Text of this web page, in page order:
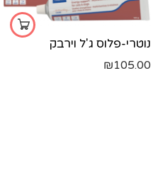
נוטרי-פלוס ג'ל וירבק
₪105.00